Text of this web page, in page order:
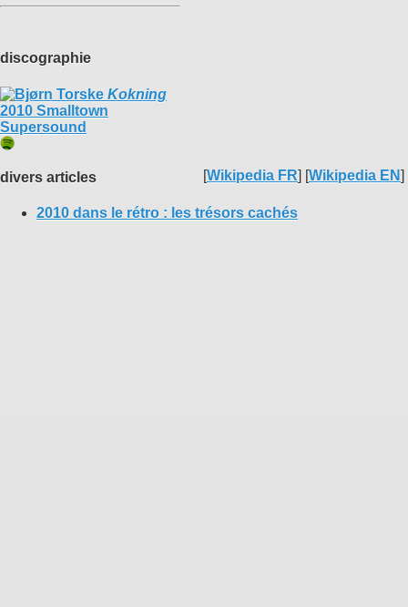
[Wikipedia FR] [Wikipedia EN]
discographie
Kokning
2010 Smalltown
Supersound
divers articles
2010 dans le rétro : les trésors cachés